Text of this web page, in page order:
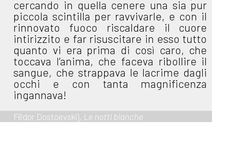
cercando in quella cenere una sia pur
piccola scintilla per ravvivarle, e con il
rinnovato fuoco riscaldare il cuore
intirizzito e far risuscitare in esso tutto
quanto vi era prima di così caro, che
toccava l’anima, che faceva ribollire il
sangue, che strappava le lacrime dagli
occhi e con tanta magnificenza
ingannava!
Fëdor Dostoevskij, Le notti bianche